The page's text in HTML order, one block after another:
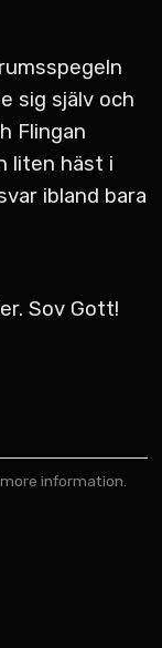
sig själv och
Flingan
liten häst i
ibland bara
Sov Gott!
information.